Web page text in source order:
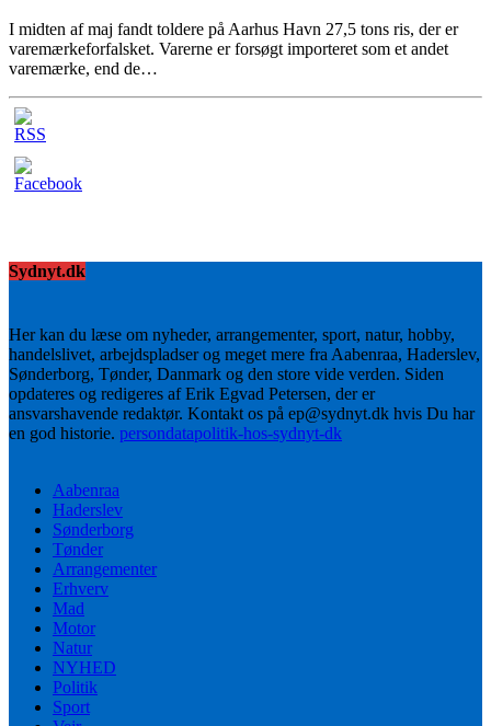
I midten af maj fandt toldere på Aarhus Havn 27,5 tons ris, der er
varemærkeforfalsket. Varerne er forsøgt importeret som et andet
varemærke, end de…
Sydnyt.dk
Her kan du læse om nyheder, arrangementer, sport, natur, hobby,
handelslivet, arbejdspladser og meget mere fra Aabenraa, Haderslev,
Sønderborg, Tønder, Danmark og den store vide verden. Siden
opdateres og redigeres af Erik Egvad Petersen, der er
ansvarshavende redaktør. Kontakt os på ep@sydnyt.dk hvis Du har
en god historie. persondatapolitik-hos-sydnyt-dk
Aabenraa
Haderslev
Sønderborg
Tønder
Arrangementer
Erhverv
Mad
Motor
Natur
NYHED
Politik
Sport